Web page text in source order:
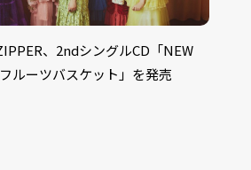
、2ndシングルCD「NEW
ルーツバスケット」を発売